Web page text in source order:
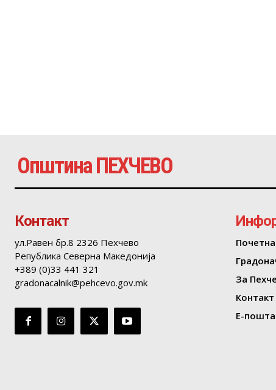
Општина ПЕХЧЕВО
Контакт
ул.Равен бр.8 2326 Пехчево
Република Северна Македонија
+389 (0)33 441 321
gradonacalnik@pehcevo.gov.mk
Почетна
За
Контакт
Е-